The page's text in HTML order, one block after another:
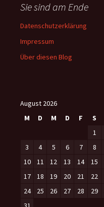
Sie sind am Ende
Datenschutzerklärung
Impressum
Über diesen Blog
August 2026
M
D M D F S
1
3
4 5 6 7 8
10
11 12 13 14 15
17
18 19 20 21 22
24
25 26 27 28 29